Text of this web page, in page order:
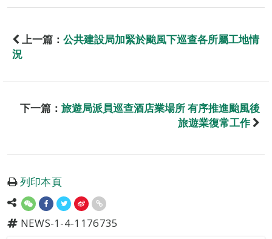
上一篇： 公共建設局加緊於颱風下巡查各所屬工地情
況
下一篇： 旅遊局派員巡查酒店業場所 有序推進颱風後
旅遊業復常工作
列印本頁
NEWS-1-4-1176735